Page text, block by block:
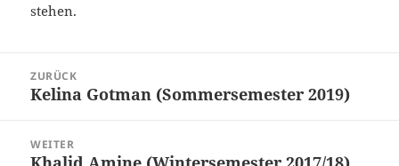
stehen.
ZURÜCK
Vorheriger
Kelina Gotman (Sommersemester 2019)
WEITER
Nächster